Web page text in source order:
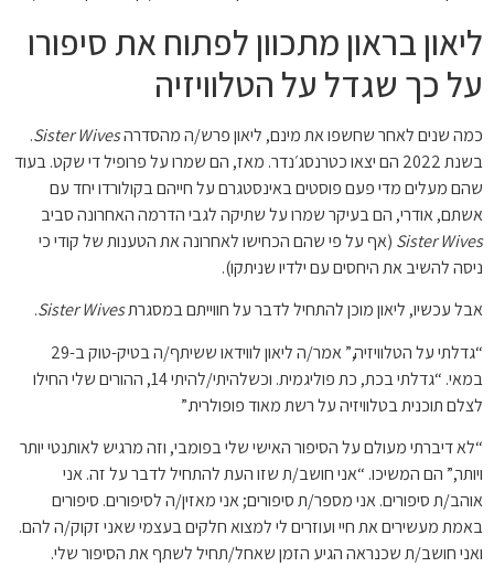
ליאון בראון מתכוון לפתוח את סיפורו
על כך שגדל על הטלוויזיה
כמה שנים לאחר שחשפו את מינם, ליאון פרש/ה מהסדרהSister Wives
.
בשנת 2022 הם יצאו כטרנסג׳נדר. מאז, הם שמרו על פרופיל די שקט. בעוד
שהם מעלים מדי פעם פוסטים באינסטגרם על חייהם בקולורדו יחד עם
אשתם, אודרי, הם בעיקר שמרו על שתיקה לגבי הדרמה האחרונה סביב
Sister Wives (אף על פי שהם הכחישו לאחרונה את הטענות של קודי כי
ניסה להשיב את היחסים עם ילדיו שניתקו).
אבל עכשיו, ליאון מוכן להתחיל לדבר על חווייתם במסגרתSister Wives
.
“גדלתי על הטלוויזיה,” אמר/ה ליאון לווידאו ששיתף/ה בטיק-טוק ב-29
במאי. “גדלתי בכת, כת פוליגמית. וכשלהיתי/להיתי 14, ההורים שלי החילו
לצלם תוכנית בטלוויזיה על רשת מאוד פופולרית.”
“לא דיברתי מעולם על הסיפור האישי שלי בפומבי, וזה מרגיש לאותנטי יותר
ויותר,” הם המשיכו. “אני חושב/ת שזו העת להתחיל לדבר על זה. אני
אוהב/ת סיפורים. אני מספר/ת סיפורים; אני מאזין/ה לסיפורים. סיפורים
באמת מעשירים את חיי ועוזרים לי למצוא חלקים בעצמי שאני זקוק/ה להם.
ואני חושב/ת שכנראה הגיע הזמן שאחל/תחיל לשתף את הסיפור שלי.